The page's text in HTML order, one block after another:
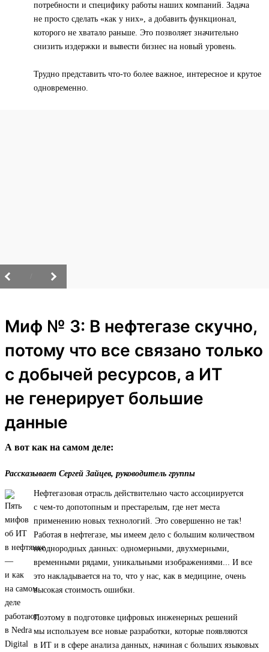
потребности и специфику работы наших компаний. Задача
не просто сделать «как у них», а добавить функционал,
которого не хватало раньше. Это позволяет значительно
снизить издержки и вывести бизнес на новый уровень.
Трудно представить что-то более важное, интересное и крутое
одновременно.
Миф № 3: В нефтегазе скучно,
потому что все связано только
с добычей ресурсов, а ИТ
не генерирует большие
данные
А вот как на самом деле:
Рассказывает Сергей Зайцев, руководитель группы
Нефтегазовая отрасль действительно часто ассоциируется
с чем-то допотопным и престарелым, где нет места
применению новых технологий. Это совершенно не так!
Работая в нефтегазе, мы имеем дело с большим количеством
неоднородных данных: одномерными, двухмерными,
временными рядами, уникальными изображениями... И все
это накладывается на то, что у нас, как в медицине, очень
высокая стоимость ошибки.
Поэтому в подготовке цифровых инженерных решений
мы используем все новые разработки, которые появляются
в ИТ и в сфере анализа данных, начиная с больших языковых